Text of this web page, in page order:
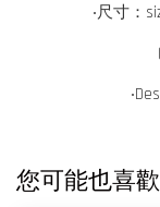
‧尺寸：
您可能也喜歡